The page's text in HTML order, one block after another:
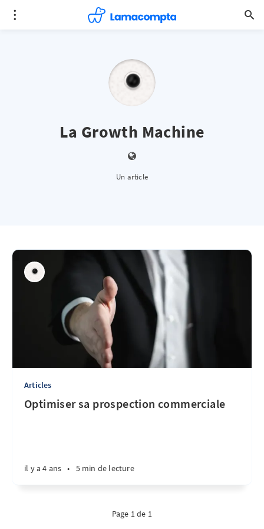
La Growth Machine
Un article
Articles
Optimiser sa prospection commerciale
il y a 4 ans • 5 min de lecture
Page 1 de 1